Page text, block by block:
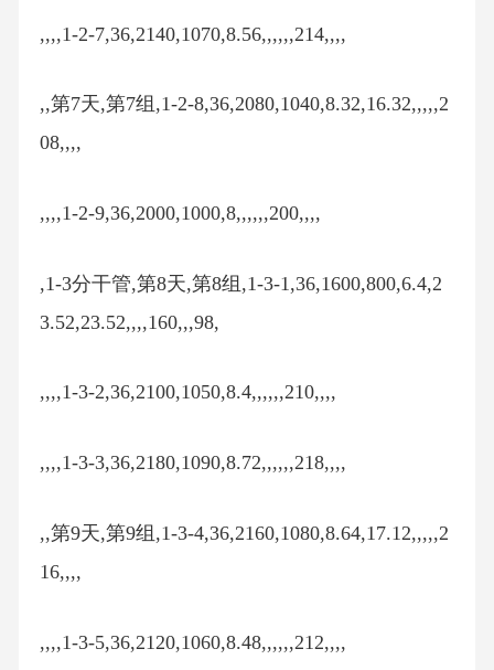
,,,,1-2-7,36,2140,1070,8.56,,,,,,214,,,,
,,第7天,第7组,1-2-8,36,2080,1040,8.32,16.32,,,,,2
08,,,,
,,,,1-2-9,36,2000,1000,8,,,,,,200,,,,
,1-3分干管,第8天,第8组,1-3-1,36,1600,800,6.4,2
3.52,23.52,,,,160,,,98,
,,,,1-3-2,36,2100,1050,8.4,,,,,,210,,,,
,,,,1-3-3,36,2180,1090,8.72,,,,,,218,,,,
,,第9天,第9组,1-3-4,36,2160,1080,8.64,17.12,,,,,2
16,,,,
,,,,1-3-5,36,2120,1060,8.48,,,,,,212,,,,